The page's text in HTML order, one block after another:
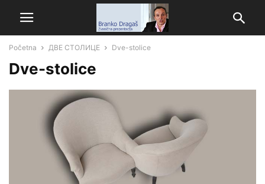
Početna ДВЕ СТОЛИЦЕ Dve-stolice
Dve-stolice